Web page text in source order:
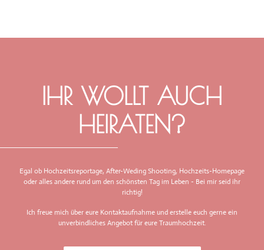
IHR WOLLT AUCH
HEIRATEN?
Egal ob Hochzeitsreportage, After-Weding Shooting, Hochzeits-Homepage
oder alles andere rund um den schönsten Tag im Leben - Bei mir seid ihr
richtig!
Ich freue mich über eure Kontaktaufnahme und erstelle euch gerne ein
unverbindliches Angebot für eure Traumhochzeit.